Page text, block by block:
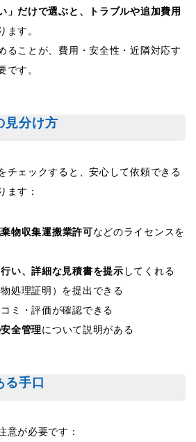
」だけで選ぶと、トラブルや追加費用
ます。
ることが、費用・安全性・近隣対応す
です。
見分け方
チェックすると、安心して依頼できる
ます：
物収集運搬業許可などのライセンスを
い、詳細な見積書を提示 してくれる
処理証明）を提出できる
ミ・評価が確認できる
全管理について説明がある
る手口
意が必要です：